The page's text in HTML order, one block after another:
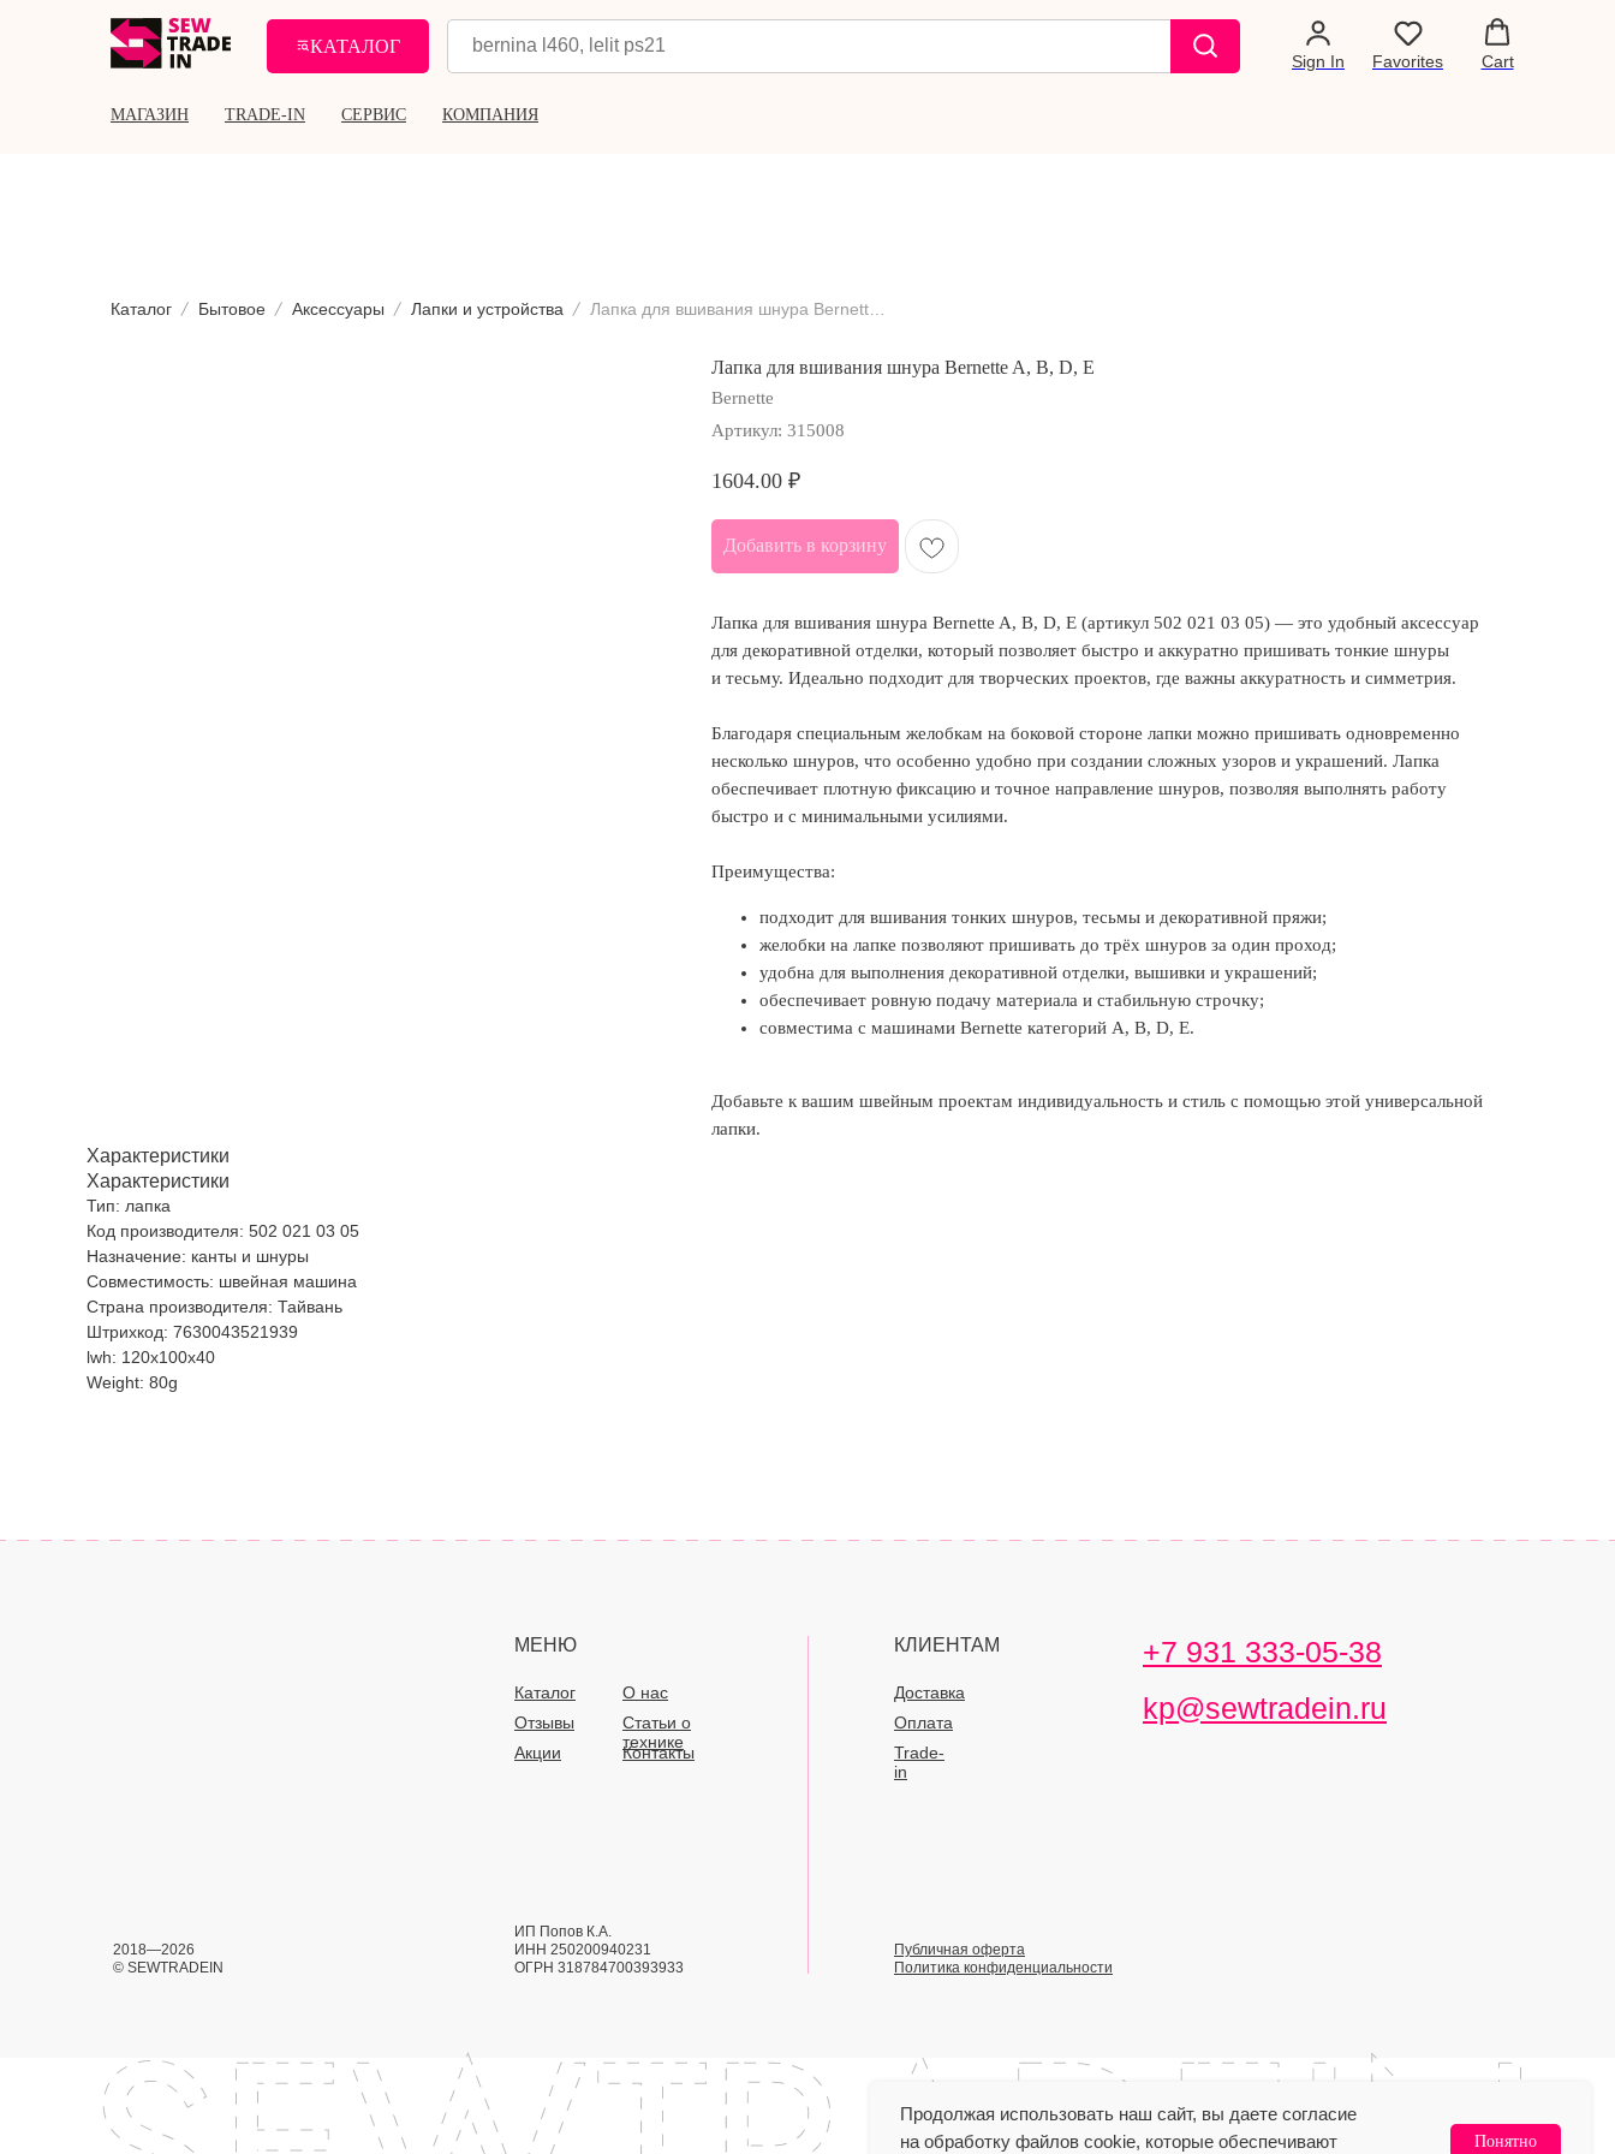
КАТАЛОГ
Sign In Favorites Cart
МАГАЗИН TRADE-IN СЕРВИС КОМПАНИЯ
Продолжая использовать наш сайт, вы даете согласие
на обработку файлов cookie, которые обеспечивают
Понятно
Каталог Бытовое Аксессуары Лапки и устройства
Лапка для вшивания шнура Bernette A, B, D, E
Bernette
Артикул: 315008
1604.00 ₽
Добавить в корзину
Лапка для вшивания шнура Bernette A, B, D, E (артикул 502 021 03 05) — это удобный аксессуар
для декоративной отделки, который позволяет быстро и аккуратно пришивать тонкие шнуры
и тесьму. Идеально подходит для творческих проектов, где важны аккуратность и симметрия.
Благодаря специальным желобкам на боковой стороне лапки можно пришивать одновременно
несколько шнуров, что особенно удобно при создании сложных узоров и украшений. Лапка
обеспечивает плотную фиксацию и точное направление шнуров, позволяя выполнять работу
быстро и с минимальными усилиями.
Преимущества:
подходит для вшивания тонких шнуров, тесьмы и декоративной пряжи;
желобки на лапке позволяют пришивать до трёх шнуров за один проход;
удобна для выполнения декоративной отделки, вышивки и украшений;
обеспечивает ровную подачу материала и стабильную строчку;
совместима с машинами Bernette категорий A, B, D, E.
Добавьте к вашим швейным проектам индивидуальность и стиль с помощью этой универсальной
лапки.
Характеристики
Характеристики
Тип: лапка
Код производителя: 502 021 03 05
Назначение: канты и шнуры
Совместимость: швейная машина
Страна производителя: Тайвань
Штрихкод: 7630043521939
lwh: 120x100x40
Weight: 80g
МЕНЮ КЛИЕНТАМ
Каталог О нас
Доставка
Статьи о
технике
Оплата
Отзывы
Акции
Контакты
Trade-
in
+7 931 333-05-38
kp@sewtradein.ru
ИП Попов К.А.
ИНН 250200940231
ОГРН 318784700393933
Политика конфиденциальности
Публичная оферта
2018—2026
© SEWTRADEIN